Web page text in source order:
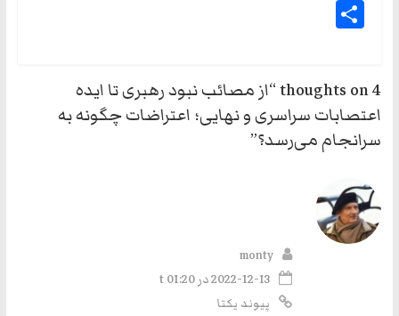
tte
m
dl
y
Sh
4 thoughts on “
از مصائب نبود رهبری تا ایده
اعتصابات سراسری و نهایی؛ اعتراضات چگونه به
سرانجام می‌رسد؟”
monty
2022-12-13 در t 01:20
پیوند یکتا